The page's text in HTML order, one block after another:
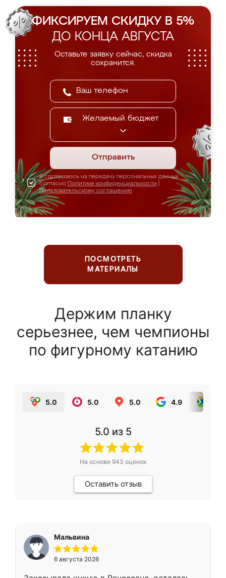
ФИКСИРУЕМ СКИДКУ В 5%
ДО КОНЦА АВГУСТА
Оставьте заявку сейчас, скидка
сохранится.
Желаемый бюджет
Отправить
Я соглашаюсь на передачу персональных данных
согласно Политике конфиденциальности
Пользовательскому соглашению
ПОСМОТРЕТЬ
МАТЕРИАЛЫ
Держим планку
серьезнее, чем чемпионы
по фигурному катанию
5.0 5.0 5.0 4.9
5.0 из 5
На основе 943 оценок
Оставить отзыв
Мальвина
6 августа 2026